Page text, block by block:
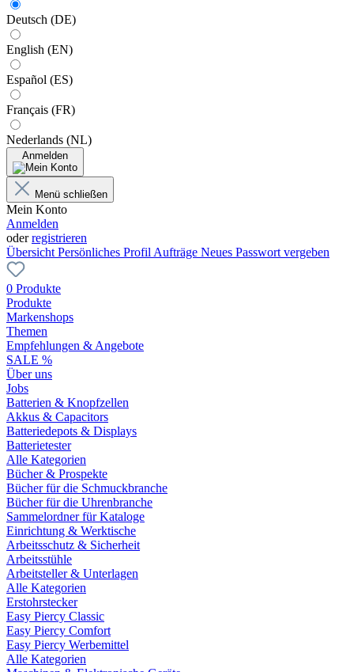
Deutsch (DE)
English (EN)
Español (ES)
Français (FR)
Nederlands (NL)
Anmelden
Menü schließen
Mein Konto
Anmelden
oderregistrieren
Übersicht Persönliches Profil Aufträge Neues Passwort vergeben
0 Produkte
Produkte
Markenshops
Themen
Empfehlungen & Angebote
SALE %
Über uns
Jobs
Batterien & Knopfzellen
Akkus & Capacitors
Batteriedepots & Displays
Batterietester
Alle Kategorien
Bücher & Prospekte
Bücher für die Schmuckbranche
Bücher für die Uhrenbranche
Sammelordner für Kataloge
Einrichtung & Werktische
Arbeitsschutz & Sicherheit
Arbeitsstühle
Arbeitsteller & Unterlagen
Alle Kategorien
Erstohrstecker
Easy Piercy Classic
Easy Piercy Comfort
Easy Piercy Werbemittel
Alle Kategorien